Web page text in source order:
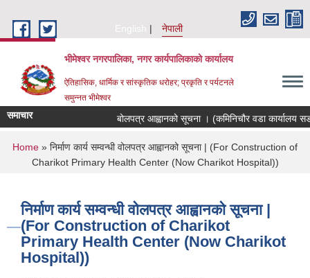
English
नेपाली
भीमेश्वर नगरपालिका, नगर कार्यपालिकाको कार्यालय
ऐतिहासिक, धार्मिक र सांस्कृतिक धरोहर; प्रकृति र पर्यटनले
समुन्नत भीमेश्वर
समाचार बोलपत्र आह्वानको सूचना । (कमिनिचौर वडा कार्यालय
You are here
Home » निर्माण कार्य सम्वन्धी वोलपत्र आह्वानको सूचना | (For Construction of
Charikot Primary Health Center (Now Charikot Hospital))
निर्माण कार्य सम्वन्धी वोलपत्र आह्वानको सूचना |
(For Construction of Charikot
Primary Health Center (Now Charikot
Hospital))